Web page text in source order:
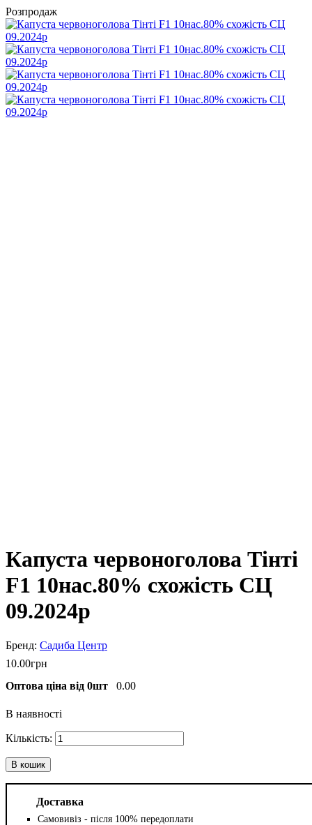
Розпродаж
Капуста червоноголова Тінті
F1 10нас.80% схожість СЦ
09.2024р
Садиба Центр
10.00грн
Оптова ціна від 0шт
0.00
В наявності
В кошик
Доставка
Самовивіз - після 100% передоплати